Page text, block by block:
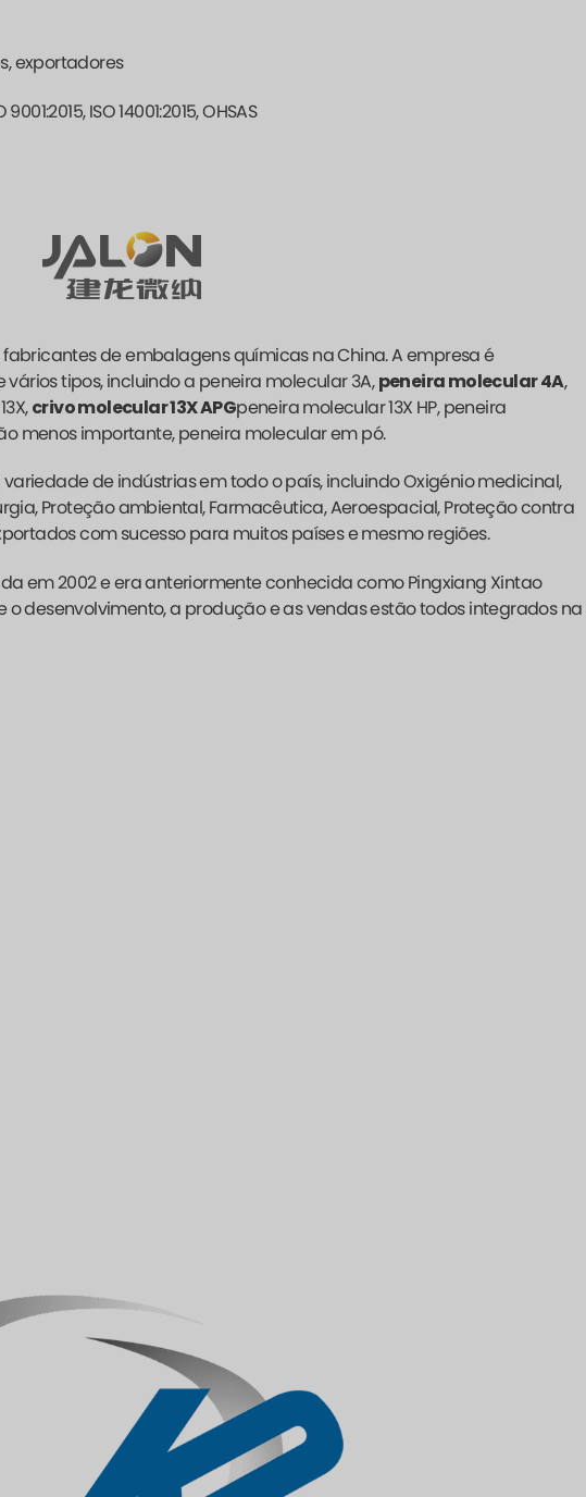
exportadores
ISO 14001:2015, OHSAS
de embalagens químicas na China. A empresa é
tipos, incluindo a peneira molecular 3A,peneira molecular 4A,
crivo molecular 13X APGpeneira molecular 13X HP, peneira
menos importante, peneira molecular em pó.
de indústrias em todo o país, incluindo Oxigénio medicinal,
Proteção ambiental, Farmacêutica, Aeroespacial, Proteção contra
com sucesso para muitos países e mesmo regiões.
em 2002 e era anteriormente conhecida como Pingxiang Xintao
o desenvolvimento, a produção e as vendas estão todos integrados na